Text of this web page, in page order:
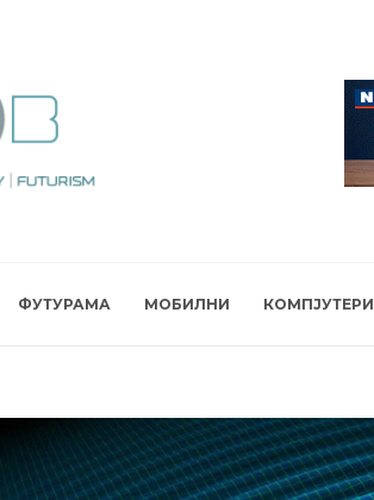
ФУТУРАМА МОБИЛНИ КОМПЈУТЕРИ